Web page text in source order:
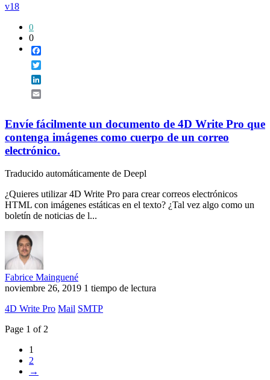
v18
0
0
Envíe fácilmente un documento de 4D Write Pro que
contenga imágenes como cuerpo de un correo
electrónico.
Traducido automáticamente de Deepl
¿Quieres utilizar 4D Write Pro para crear correos electrónicos
HTML con imágenes estáticas en el texto? ¿Tal vez algo como un
boletín de noticias de l...
Fabrice Mainguené
noviembre 26, 2019 1 tiempo de lectura
4D Write Pro Mail SMTP
Page 1 of 2
1
2
→